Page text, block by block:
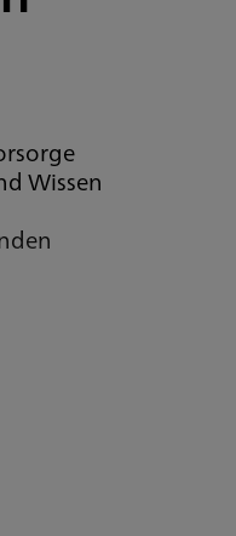
Wissen